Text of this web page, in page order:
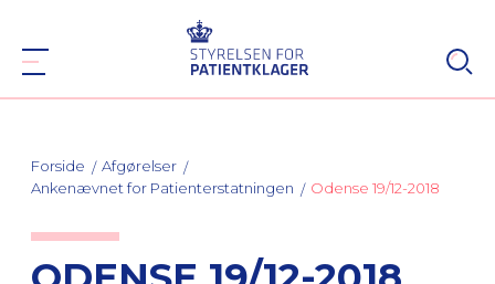
Forside
Afgørelser
Ankenævnet for Patienterstatningen
Odense 19/12-2018